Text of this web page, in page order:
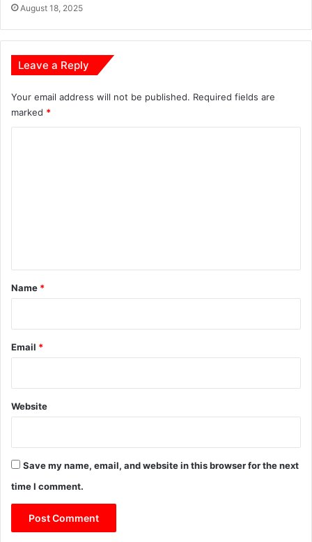
:
त्री
वि
ष्णु
दे
August 18, 2025
Leave a Reply
Your email address will not be published. Required fields are
marked *
*
Name *
Email *
Website
Save my name, email, and website in this browser for the next
time I comment.